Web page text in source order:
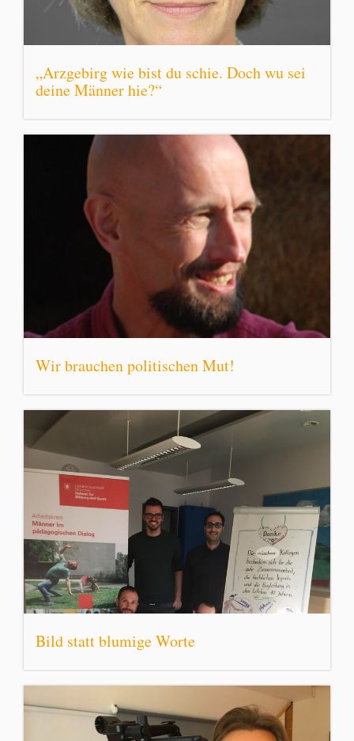
„Arzgebirg wie bist du schie. Doch wu sei
deine Männer hie?“
Wir brauchen politischen Mut!
Bild statt blumige Worte